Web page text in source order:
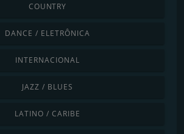
COUNTRY
DANCE / ELETRÔNICA
INTERNACIONAL
JAZZ / BLUES
LATINO / CARIBE